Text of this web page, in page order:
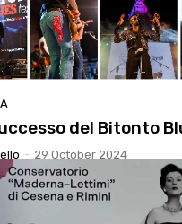
del Bitonto
- 29 October 2024